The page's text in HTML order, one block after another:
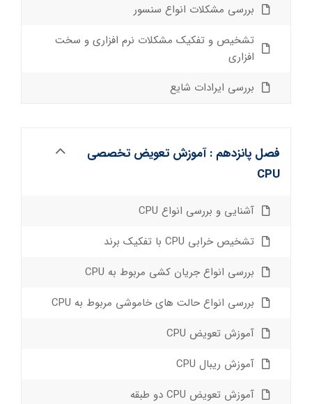
بررسی مشکلات انواع سنسور
تشخیص و تفکیک مشکلات نرم افزاری و سخت
افزاری
بررسی ایرادات شایع
فصل پانزدهم : آموزش تعویض تخصصی
CPU
آشنایی و بررسی انواع CPU
تشخیص خرابی CPU با تفکیک برند
بررسی انواع جریان کشی مربوط به CPU
بررسی انواع حالت های خاموشی مربوط به CPU
آموزش تعویض CPU
آموزش ریبال CPU
آموزش تعویض CPU دو طبقه